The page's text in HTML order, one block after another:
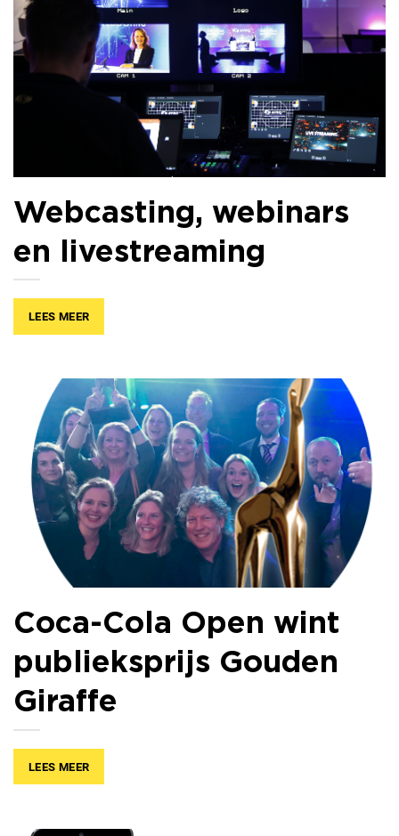
Webcasting, webinars
en livestreaming
LEES MEER
Coca-Cola Open wint
publieksprijs Gouden
Giraffe
LEES MEER